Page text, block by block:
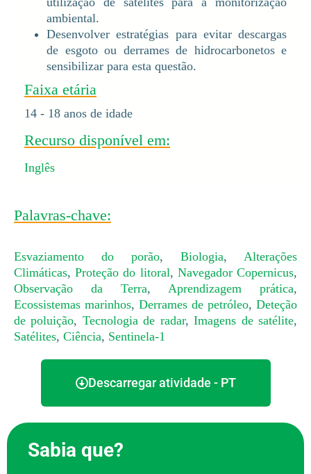
ambiental.
Desenvolver estratégias para evitar descargas
de esgoto ou derrames de hidrocarbonetos e
sensibilizar para esta questão.
Faixa etária
14 - 18 anos de idade
Recurso disponível em:
Inglês
Palavras-chave:
Esvaziamento do porão, Biologia, Alterações
Climáticas,Proteção do litoral, Navegador Copernicus,
Observação da Terra, Aprendizagem prática,
Ecossistemas marinhos, Derrames de petróleo, Deteção
de poluição, Tecnologia de radar,Imagens de satélite,
Satélites, Ciência, Sentinela-1
Descarregar atividade - PT
Sabia que?